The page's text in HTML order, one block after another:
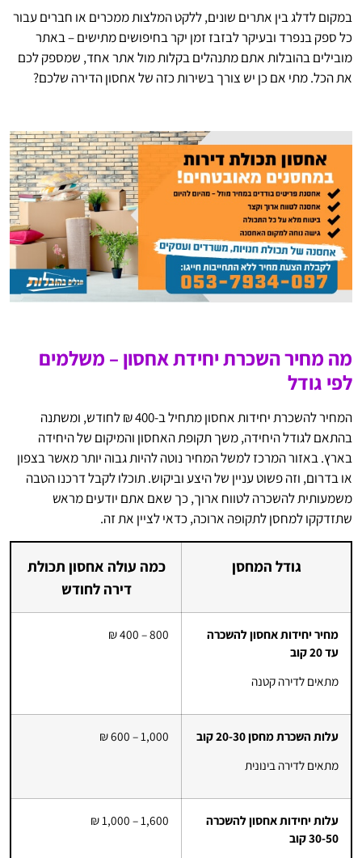
במקום לדלג בין אתרים שונים, ללקט המלצות ממכרים או חברים עבור
כל ספק בנפרד ובעיקר לבזבז זמן יקר בחיפושים מתישים – באתר
מובילים בהובלות אתם מתנהלים בקלות מול אתר אחד, שמספק לכם
את הכל. מתי אם כן יש צורך בשירות כזה של אחסון הדירה שלכם?
מה מחיר השכרת יחידת אחסון – משלמים
לפי גודל
המחיר להשכרת יחידות אחסון מתחיל ב-400 ₪ לחודש, ומשתנה
בהתאם לגודל היחידה, משך תקופת האחסון והמיקום של היחידה
בארץ. באזור המרכז למשל המחיר נוטה להיות גבוה יותר מאשר בצפון
או בדרום, וזה פשוט עניין של היצע וביקוש. תוכלו לקבל דרכנו הטבה
משמעותית להשכרה לטווח ארוך, כך שאם אתם יודעים מראש
שתזדקקו למחסן לתקופה ארוכה, כדאי לציין את זה.
גודל המחסן
כמה עולה אחסון תכולת
דירה לחודש
מחיר יחידות אחסון להשכרה
עד 20 קוב
מתאים לדירה קטנה
800 – 400 ₪
עלות השכרת מחסן 20-30 קוב
מתאים לדירה בינונית
1,000 – 600 ₪
עלות יחידות אחסון להשכרה
30-50 קוב
1,600 – 1,000 ₪